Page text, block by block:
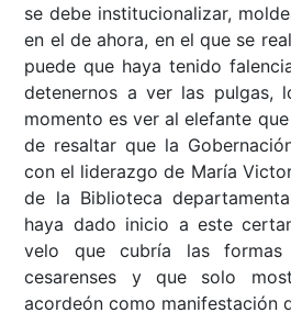
se debe institucionalizar,
en el de ahora, en el que se
puede que haya tenido
detenernos a ver las pulgas,
momento es ver al elefante
de resaltar que la
con el liderazgo de María
de la Biblioteca
haya dado inicio a este
velo que cubría las formas
cesarenses y que solo
acordeón como manifestación